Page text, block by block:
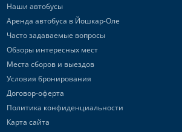
Наши автобусы
Аренда автобуса в Йошкар-Оле
Часто задаваемые вопросы
Обзоры интересных мест
Места сборов и выездов
Условия бронирования
Договор-оферта
Политика конфиденциальности
Карта сайта